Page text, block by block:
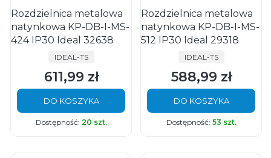
Rozdzielnica metalowa
natynkowa KP-DB-I-MS-
424 IP30 Ideal 32638
PRODUCENT
IDEAL-TS
Cena
611,99 zł
DO KOSZYKA
Dostępność: 20 szt.
Rozdzielnica metalowa
natynkowa KP-DB-I-MS-
512 IP30 Ideal 29318
PRODUCENT
IDEAL-TS
Cena
588,99 zł
DO KOSZYKA
Dostępność: 53 szt.